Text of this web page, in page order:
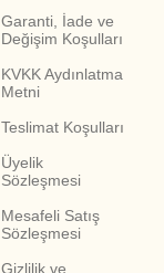
Garanti, İade ve
Değişim Koşulları
KVKK Aydınlatma
Metni
Teslimat Koşulları
Üyelik
Sözleşmesi
Mesafeli Satış
Sözleşmesi
Gizlilik ve